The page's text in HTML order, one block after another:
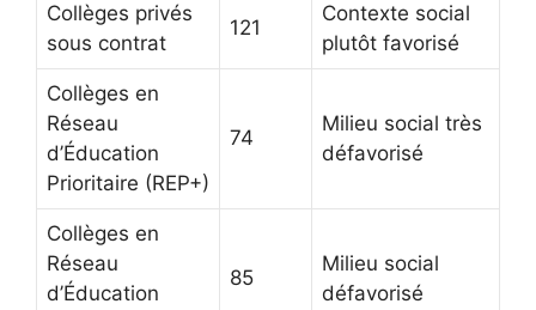
Collèges privés
sous contrat
121
Contexte social
plutôt favorisé
Collèges en
Réseau
d’Éducation
Prioritaire (REP+)
74
Milieu social très
défavorisé
Collèges en
Réseau
d’Éducation
85
Milieu social
défavorisé